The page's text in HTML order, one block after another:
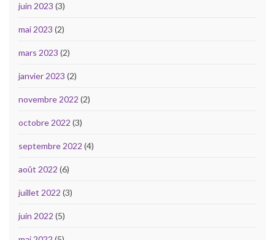
juin 2023 (3)
mai 2023 (2)
mars 2023 (2)
janvier 2023 (2)
novembre 2022 (2)
octobre 2022 (3)
septembre 2022 (4)
août 2022 (6)
juillet 2022 (3)
juin 2022 (5)